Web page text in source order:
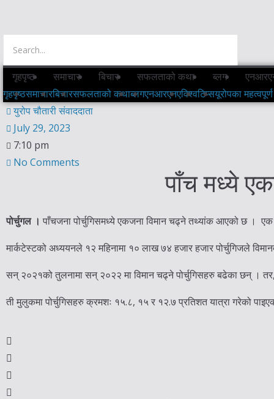
गृहपृष्ठ समाचार बिचार सफलताको कथा ब्लग
गृहपृष्ठसमाचारबिचारसफलताको कथाब्लगएनआरएनएविश्वटिप्सयूरोपका
युरोप चौतारी संवाददाता
July 29, 2023
7:10 pm
No Comments
पाँच मध्ये
पोर्चुगल । पाँचजना पोर्चुगिसमध्ये एकजना विमान चढ्ने तथ्यांक आएको छ । एक
मार्कटेस्टको अध्ययनले १२ महिनामा १० लाख ७४ हजार हजार पोर्चुगिजले
सन् २०२१को तुलनामा सन् २०२२ मा विमान चढ्ने पोर्चुगिसहरु बढेका छन् । तर,
ती मुलुकमा पोर्चुगिसहरु क्रमशः १५.८, १५ र १२.७ प्रतिशत यात्रा गरेको